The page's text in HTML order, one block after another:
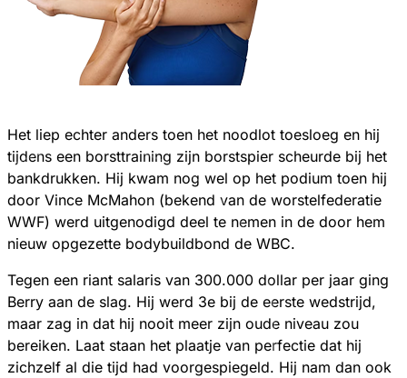
Het liep echter anders toen het noodlot toesloeg en hij
tijdens een borsttraining zijn borstspier scheurde bij het
bankdrukken. Hij kwam nog wel op het podium toen hij
door Vince McMahon (bekend van de worstelfederatie
WWF) werd uitgenodigd deel te nemen in de door hem
nieuw opgezette bodybuildbond de WBC.
Tegen een riant salaris van 300.000 dollar per jaar ging
Berry aan de slag. Hij werd 3e bij de eerste wedstrijd,
maar zag in dat hij nooit meer zijn oude niveau zou
bereiken. Laat staan het plaatje van perfectie dat hij
zichzelf al die tijd had voorgespiegeld. Hij nam dan ook